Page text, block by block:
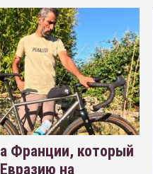
Франции, который
на